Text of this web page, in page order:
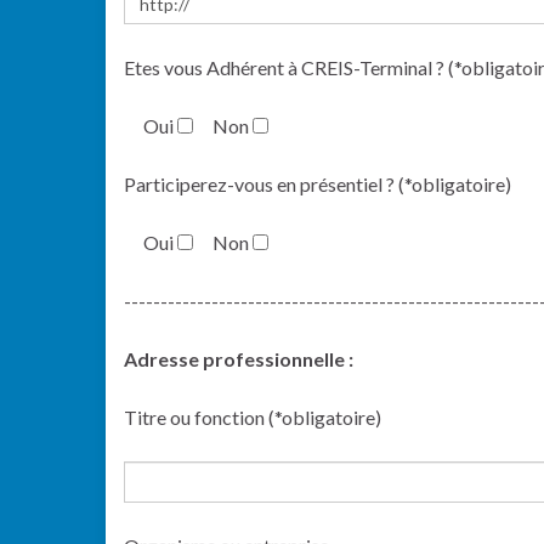
Etes vous Adhérent à CREIS-Terminal ?
Oui Non
Participerez-vous en présentiel ? (*obligatoire)
Oui Non
Adresse professionnelle :
Titre ou fonction (*obligatoire)